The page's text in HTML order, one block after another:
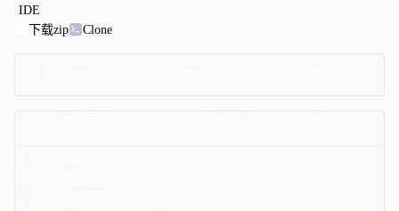
IDE
下载zip
Clone